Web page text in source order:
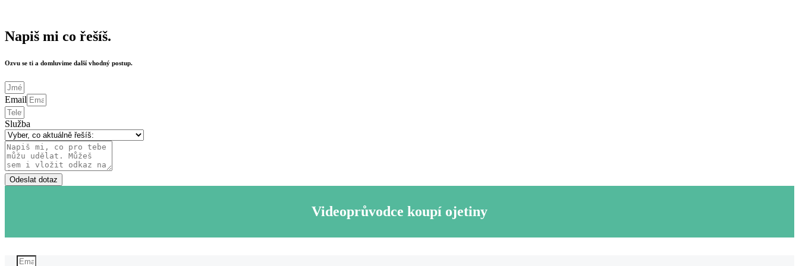
Napiš mi co řešíš.
Ozvu se ti a domluvime další vhodný postup.
Email
Služba
Odeslat dotaz
Videoprůvodce koupí ojetiny